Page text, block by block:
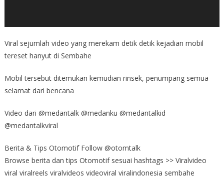
Viral sejumlah video yang merekam detik detik kejadian mobil
tereset hanyut di Sembahe
Mobil tersebut ditemukan kemudian rinsek, penumpang semua
selamat dari bencana
Video dari @medantalk @medanku @medantalkid
@medantalkviral
Berita & Tips Otomotif Follow @otomtalk
Browse berita dan tips Otomotif sesuai hashtags >> Viralvideo
viral viralreels viralvideos videoviral viralindonesia sembahe